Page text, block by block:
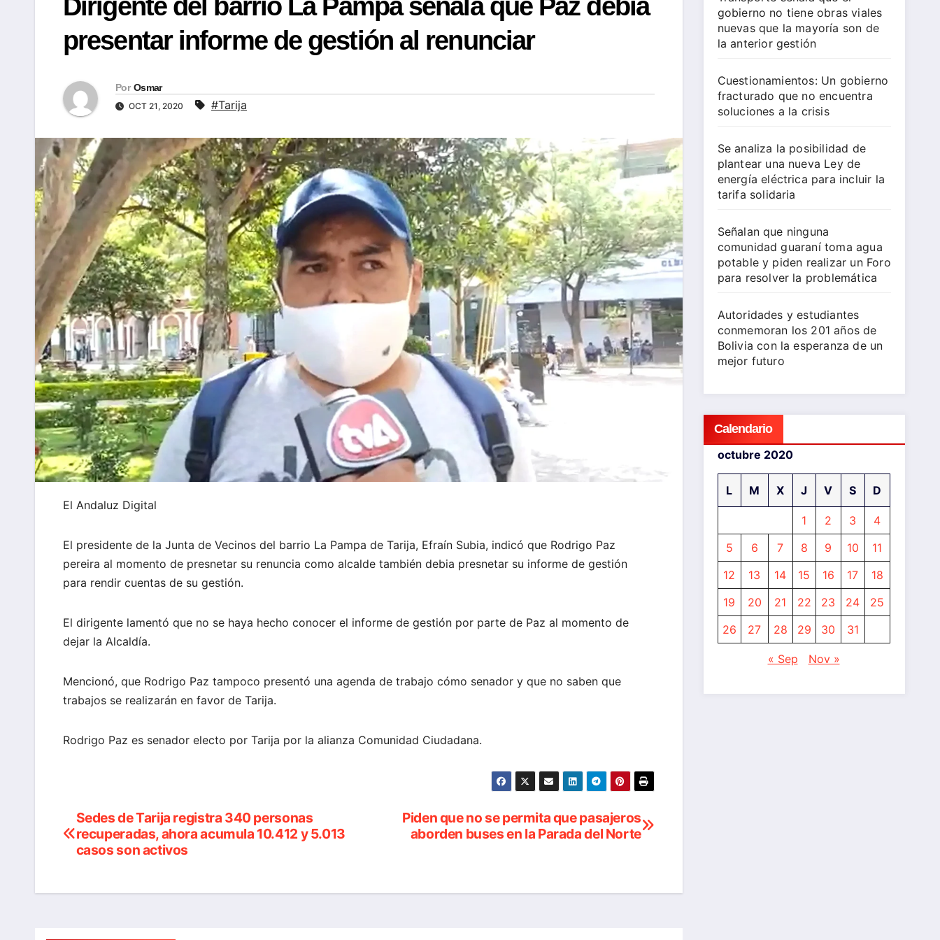
Dirigente del barrio La Pampa señala que Paz debía
presentar informe de gestión al renunciar
Por Osmar
OCT 21, 2020 #Tarija
El Andaluz Digital
El presidente de la Junta de Vecinos del barrio La Pampa de Tarija, Efraín Subia, indicó que Rodrigo Paz
pereira al momento de presnetar su renuncia como alcalde también debia presnetar su informe de gestión
para rendir cuentas de su gestión.
El dirigente lamentó que no se haya hecho conocer el informe de gestión por parte de Paz al momento de
dejar la Alcaldía.
Mencionó, que Rodrigo Paz tampoco presentó una agenda de trabajo cómo senador y que no saben que
trabajos se realizarán en favor de Tarija.
Rodrigo Paz es senador electo por Tarija por la alianza Comunidad Ciudadana.
Navegación
de
Piden que no se permita que pasajeros
aborden buses en la Parada del Norte
Sedes de Tarija registra 340 personas
recuperadas, ahora acumula 10.412 y 5.013
casos son activos
gobierno no tiene obras viales
nuevas que la mayoría son de
la anterior gestión
Cuestionamientos: Un gobierno
fracturado que no encuentra
soluciones a la crisis
Se analiza la posibilidad de
plantear una nueva Ley de
energía eléctrica para incluir la
tarifa solidaria
Señalan que ninguna
comunidad guaraní toma agua
potable y piden realizar un Foro
para resolver la problemática
Autoridades y estudiantes
conmemoran los 201 años de
Bolivia con la esperanza de un
mejor futuro
Calendario
octubre 2020
L M X J V S D
1 2 3
4
5
6 7 8 9 10
11
12
13 14 15 16 17
18
19
20 21 22 23 24
25
26
27 28 29 30 31
« Sep Nov »